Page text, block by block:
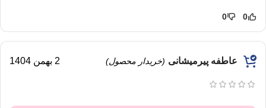
0
0
عاطفه پیرمیشانی (خریدار محصول) 2 بهمن 1404